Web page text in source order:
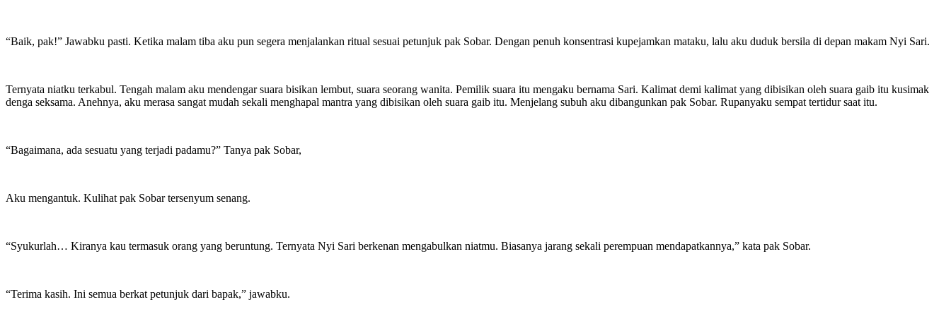
“Baik, pak!” Jawabku pasti. Ketika malam tiba aku pun segera menjalankan ritual sesuai petunjuk pak Sobar. Dengan penuh konsentrasi kupejamkan mataku, lalu aku duduk bersila di depan makam Nyi Sari.
Ternyata niatku terkabul. Tengah malam aku mendengar suara bisikan lembut, suara seorang wanita. Pemilik suara itu mengaku bernama Sari. Kalimat demi kalimat yang dibisikan oleh suara gaib itu kusimak
denga seksama. Anehnya, aku merasa sangat mudah sekali menghapal mantra yang dibisikan oleh suara gaib itu. Menjelang subuh aku dibangunkan pak Sobar. Rupanyaku sempat tertidur saat itu.
“Bagaimana, ada sesuatu yang terjadi padamu?” Tanya pak Sobar,
Aku mengantuk. Kulihat pak Sobar tersenyum senang.
“Syukurlah… Kiranya kau termasuk orang yang beruntung. Ternyata Nyi Sari berkenan mengabulkan niatmu. Biasanya jarang sekali perempuan mendapatkannya,” kata pak Sobar.
“Terima kasih. Ini semua berkat petunjuk dari bapak,” jawabku.